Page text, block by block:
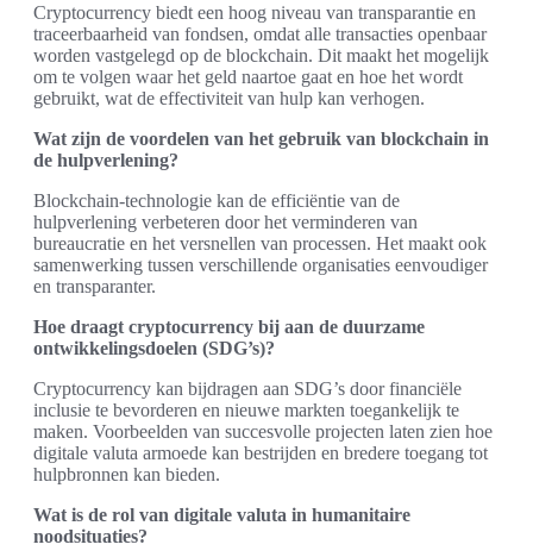
Cryptocurrency biedt een hoog niveau van transparantie en
traceerbaarheid van fondsen, omdat alle transacties openbaar
worden vastgelegd op de blockchain. Dit maakt het mogelijk
om te volgen waar het geld naartoe gaat en hoe het wordt
gebruikt, wat de effectiviteit van hulp kan verhogen.
Wat zijn de voordelen van het gebruik van blockchain in
de hulpverlening?
Blockchain-technologie kan de efficiëntie van de
hulpverlening verbeteren door het verminderen van
bureaucratie en het versnellen van processen. Het maakt ook
samenwerking tussen verschillende organisaties eenvoudiger
en transparanter.
Hoe draagt cryptocurrency bij aan de duurzame
ontwikkelingsdoelen (SDG’s)?
Cryptocurrency kan bijdragen aan SDG’s door financiële
inclusie te bevorderen en nieuwe markten toegankelijk te
maken. Voorbeelden van succesvolle projecten laten zien hoe
digitale valuta armoede kan bestrijden en bredere toegang tot
hulpbronnen kan bieden.
Wat is de rol van digitale valuta in humanitaire
noodsituaties?